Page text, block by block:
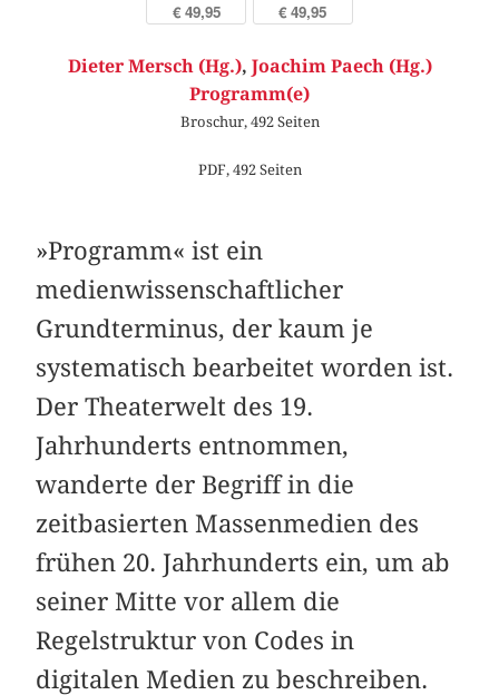
€ 49,95 € 49,95
Dieter Mersch (Hg.), Joachim Paech (Hg.)
Programm(e)
Broschur, 492 Seiten
PDF, 492 Seiten
»Programm« ist ein
medienwissenschaftlicher
Grundterminus, der kaum je
systematisch bearbeitet worden ist.
Der Theaterwelt des 19.
Jahrhunderts entnommen,
wanderte der Begriff in die
zeitbasierten Massenmedien des
frühen 20. Jahrhunderts ein, um ab
seiner Mitte vor allem die
Regelstruktur von Codes in
digitalen Medien zu beschreiben.